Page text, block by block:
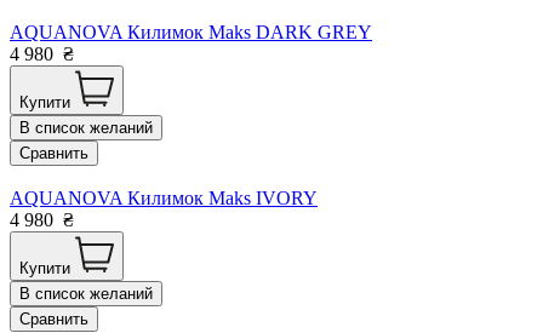
AQUANOVA Килимок Maks DARK GREY
4 980 ₴
Купити
В список желаний
Сравнить
AQUANOVA Килимок Maks IVORY
4 980 ₴
Купити
В список желаний
Сравнить